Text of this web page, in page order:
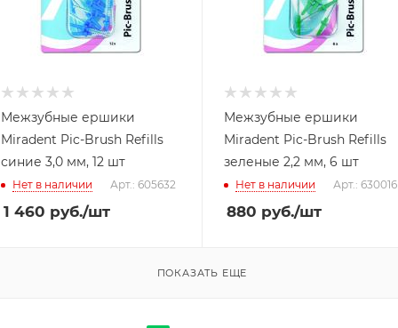
Межзубные ершики
Miradent Pic-Brush Refills
синие 3,0 мм, 12 шт
Нет в наличии Арт.: 605632
1 460 руб./шт
Межзубные ершики
Miradent Pic-Brush Refills
зеленые 2,2 мм, 6 шт
Нет в наличии Арт.: 630016
880 руб./шт
ПОКАЗАТЬ ЕЩЕ